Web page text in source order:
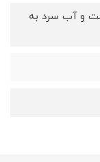
آب جوش به مدت 12 ساعت و آب سرد به